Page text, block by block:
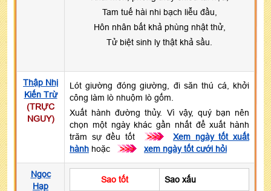
Tam tuế hài nhi bạch liễu đầu,
Hôn nhân bất khả phùng nhật thử,
Tử biệt sinh ly thật khả sầu.
Thập Nhị
Kiến Trừ
(TRỰC
NGUY)
Lót giường đóng giường, đi săn thú cá, khởi
công làm lò nhuộm lò gốm.
Xuất hành đường thủy. Vì vậy, quý bạn nên
chọn một ngày khác gần nhất để xuất hành
trăm sự đều tốt
>>>
Xem ngày tốt xuất
hành hoặc >>> xem ngày tốt cưới hỏi
Ngọc
Hạp
Sao tốt Sao xấu